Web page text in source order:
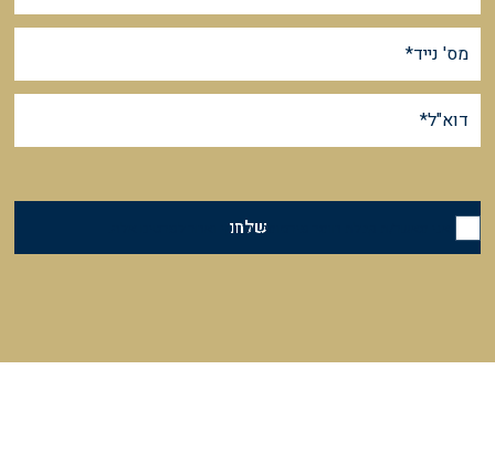
שלחו
אני מאשר/ת קבלת חומר פירסומי, שיווקי ואחר לפרטים אלה.